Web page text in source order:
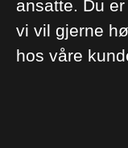
ansatte. Du
vi vil gjerne
hos våre